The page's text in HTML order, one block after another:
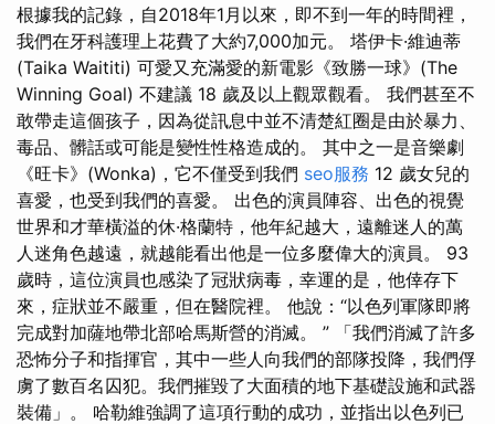
根據我的記錄，自2018年1月以來，即不到一年的時間裡，
我們在牙科護理上花費了大約7,000加元。 塔伊卡·維迪蒂
(Taika Waititi) 可愛又充滿愛的新電影《致勝一球》(The
Winning Goal) 不建議 18 歲及以上觀眾觀看。 我們甚至不
敢帶走這個孩子，因為從訊息中並不清楚紅圈是由於暴力、
毒品、髒話或可能是變性性格造成的。 其中之一是音樂劇
《旺卡》(Wonka)，它不僅受到我們 seo服務 12 歲女兒的
喜愛，也受到我們的喜愛。 出色的演員陣容、出色的視覺
世界和才華橫溢的休·格蘭特，他年紀越大，遠離迷人的萬
人迷角色越遠，就越能看出他是一位多麼偉大的演員。 93
歲時，這位演員也感染了冠狀病毒，幸運的是，他倖存下
來，症狀並不嚴重，但在醫院裡。 他說：“以色列軍隊即將
完成對加薩地帶北部哈馬斯營的消滅。 ” 「我們消滅了許多
恐怖分子和指揮官，其中一些人向我們的部隊投降，我們俘
虜了數百名囚犯。我們摧毀了大面積的地下基礎設施和武器
裝備」。 哈勒維強調了這項行動的成功，並指出以色列已